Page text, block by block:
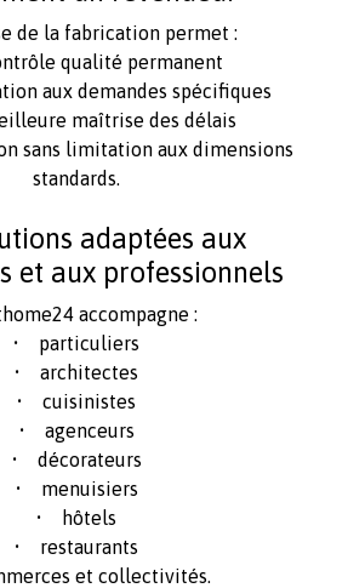
de la fabrication permet :
qualité permanent
aux demandes spécifiques
maîtrise des délais
sans limitation aux dimensions
standards.
adaptées aux
et aux professionnels
accompagne :
• particuliers
• architectes
• cuisinistes
• agenceurs
• décorateurs
• menuisiers
• hôtels
• restaurants
et collectivités.